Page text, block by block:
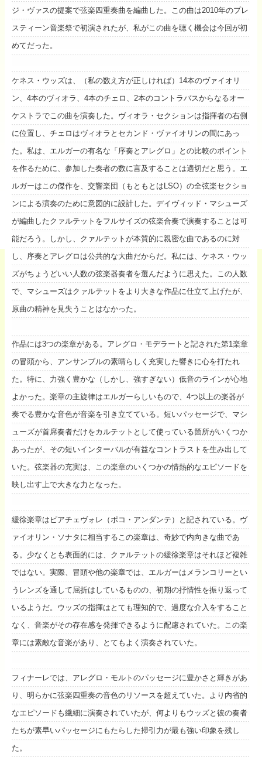
ジ・ヴァスの提案で弦楽四重奏曲を編曲した。この曲は2010年のプレ
スティーン音楽祭で初演されたが、私がこの曲を聴く機会は今回が初
めてだった。
ケネス・ウッズは、（私の数え方が正しければ）14本のヴァイオリ
ン、4本のヴィオラ、4本のチェロ、2本のコントラバスからなるオー
ケストラでこの曲を演奏した。ヴィオラ・セクションは指揮者の右側
に位置し、チェロはヴィオラとセカンド・ヴァイオリンの間にあっ
た。私は、エルガーの有名な「序奏とアレグロ」との比較のポイント
を作るために、参加した奏者の数に言及することは適切だと思う。エ
ルガーはこの傑作を、交響楽団（もともとはLSO）の全弦楽セクショ
ンによる演奏のために意図的に設計した。デイヴィッド・マシューズ
が編曲したクァルテットをフルサイズの弦楽合奏で演奏することは可
能だろう。しかし、クァルテットが本質的に親密な曲であるのに対
し、序奏とアレグロは公共的な大曲だからだ。私には、ケネス・ウッ
ズがちょうどいい人数の弦楽器奏者を選んだように思えた。この人数
で、マシューズはクァルテットをより大きな作品に仕立て上げたが、
原曲の精神を見失うことはなかった。
作品には3つの楽章がある。アレグロ・モデラートと記された第1楽章
の冒頭から、アンサンブルの素晴らしく充実した響きに心を打たれ
た。特に、力強く豊かな（しかし、強すぎない）低音のラインが心地
よかった。楽章の主旋律はエルガーらしいもので、4つ以上の楽器が
奏でる豊かな音色が音楽を引き立てている。短いパッセージで、マシ
ューズが首席奏者だけをカルテットとして使っている箇所がいくつか
あったが、その短いインターバルが有益なコントラストを生み出して
いた。弦楽器の充実は、この楽章のいくつかの情熱的なエピソードを
映し出す上で大きな力となった。
緩徐楽章はピアチェヴォレ（ポコ・アンダンテ）と記されている。ヴ
ァイオリン・ソナタに相当するこの楽章は、奇妙で内向きな曲であ
る。少なくとも表面的には、クァルテットの緩徐楽章はそれほど複雑
ではない。実際、冒頭や他の楽章では、エルガーはメランコリーとい
うレンズを通して屈折はしているものの、初期の抒情性を振り返って
いるようだ。ウッズの指揮はとても理知的で、過度な介入をすること
なく、音楽がその存在感を発揮できるように配慮されていた。この楽
章には素敵な音楽があり、とてもよく演奏されていた。
フィナーレでは、アレグロ・モルトのパッセージに豊かさと輝きがあ
り、明らかに弦楽四重奏の音色のリソースを超えていた。より内省的
なエピソードも繊細に演奏されていたが、何よりもウッズと彼の奏者
たちが素早いパッセージにもたらした掃引力が最も強い印象を残し
た。